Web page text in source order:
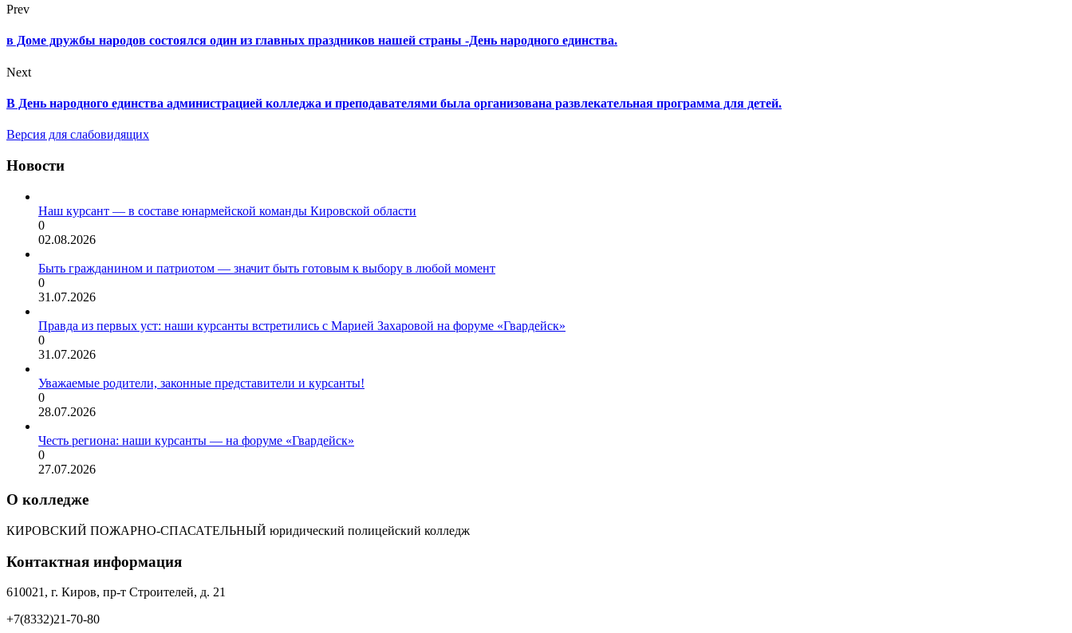
Prev
в Доме дружбы народов состоялся один из главных праздников нашей страны -День народного единства.
Next
В День народного единства администрацией колледжа и преподавателями была организована развлекательная программа для детей.
Версия для слабовидящих
Новости
Наш курсант — в составе юнармейской команды Кировской области
0
02.08.2026
Быть гражданином и патриотом — значит быть готовым к выбору в любой момент
0
31.07.2026
Правда из первых уст: наши курсанты встретились с Марией Захаровой на форуме «Гвардейск»
0
31.07.2026
Уважаемые родители, законные представители и курсанты!
0
28.07.2026
Честь региона: наши курсанты — на форуме «Гвардейск»
0
27.07.2026
О колледже
КИРОВСКИЙ ПОЖАРНО-СПАСАТЕЛЬНЫЙ юридический полицейский колледж
Контактная информация
610021, г. Киров, пр-т Строителей, д. 21
+7(8332)21-70-80